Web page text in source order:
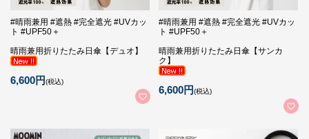
#晴雨兼用 #遮熱 #完全遮光 #UVカッ
ト #UPF50＋
晴雨兼用折りたたみ日傘【デュオ】
6,600円(税込)
#晴雨兼用 #遮熱 #完全遮光 #UVカッ
ト #UPF50＋
晴雨兼用折りたたみ日傘【サンカ
ク】
6,600円(税込)